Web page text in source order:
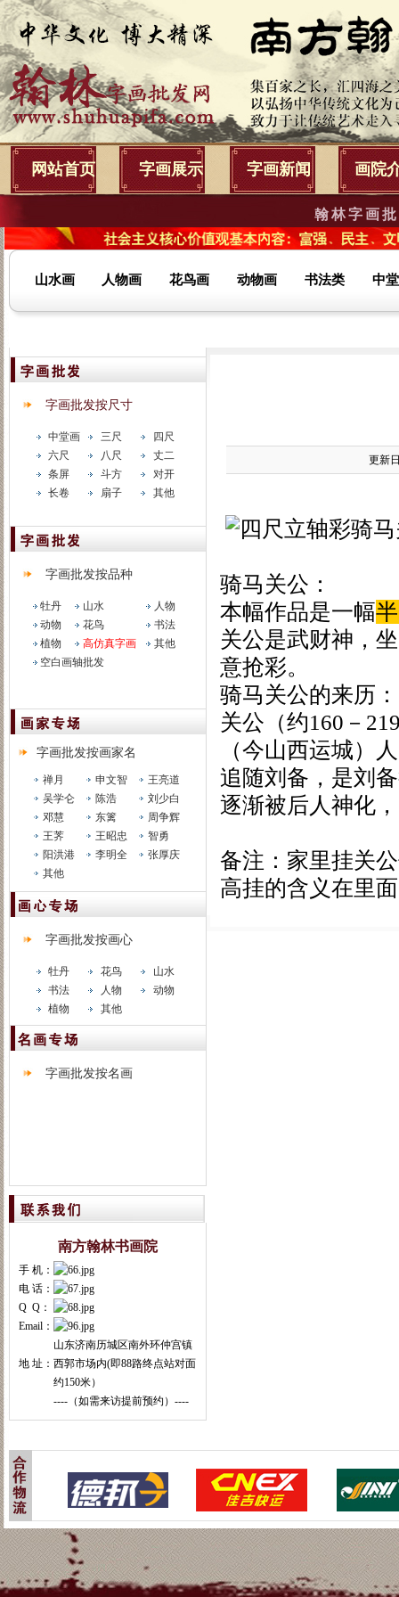
网站首页 字画展示 字画新闻 画院
翰林字画
山水画 人物画 花鸟画 动物画 书法类 中
字画批发按尺寸
中堂画 三尺
四尺
六尺
八尺
丈二
条屏
斗方
对开
长卷
扇子 其他
字画批发按品种
牡丹 山水
人物
动物
花鸟
书法
植物
高仿真字画
其他
空白画轴批发
字画批发按画家名
禅月 申文智
王亮道
吴学仑
陈浩
刘少白
邓慧
东篱
周争辉
王荠
王昭忠
智勇
阳洪港
李明全
张厚庆
其他
字画批发按画心
牡丹 花鸟
山水
书法
人物
动物
植物
其他
字画批发按名画
南方翰林书画院
手 机：
电 话：
Q Q：
Email：
地 址：
山东济南历城区南外环仲宫镇
西郭市场内(即88路终点站对面
约150米）
----（如需来访提前预约）----
更新
骑马关公：
本幅作品是一幅
关公是武财神，
意抢彩。
骑马关公的来历：
关公（约160－
（今山西运城）
追随刘备，是刘
逐渐被后人神化
备注：家里挂关
高挂的含义在里